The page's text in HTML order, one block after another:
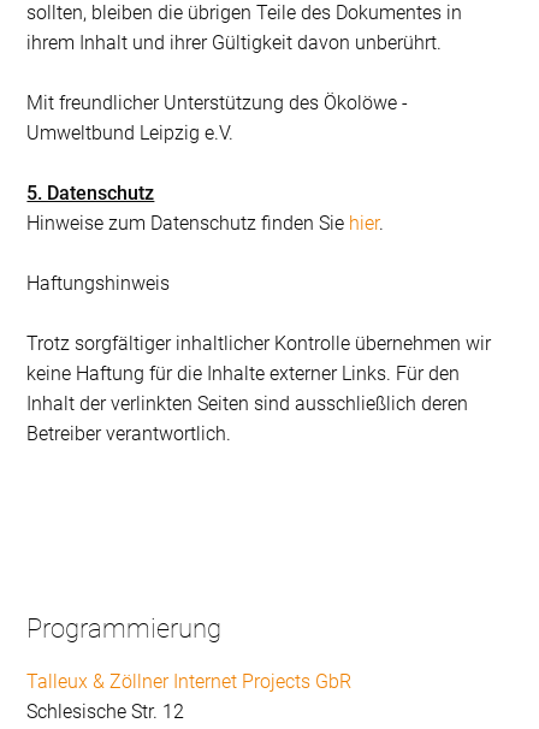
sollten, bleiben die übrigen Teile des Dokumentes in
ihrem Inhalt und ihrer Gültigkeit davon unberührt.
Mit freundlicher Unterstützung des Ökolöwe -
Umweltbund Leipzig e.V.
5. Datenschutz
Hinweise zum Datenschutz finden Sie hier.
Haftungshinweis
Trotz sorgfältiger inhaltlicher Kontrolle übernehmen wir
keine Haftung für die Inhalte externer Links. Für den
Inhalt der verlinkten Seiten sind ausschließlich deren
Betreiber verantwortlich.
Programmierung
Talleux & Zöllner Internet Projects GbR
Schlesische Str. 12